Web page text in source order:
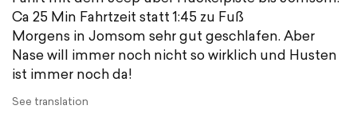
Ca 25 Min Fahrtzeit statt 1:45 zu Fuß
Morgens in Jomsom sehr gut geschlafen. Aber
Nase will immer noch nicht so wirklich und Husten
ist immer noch da!
See translation